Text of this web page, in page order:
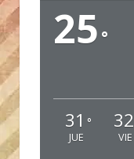
25 °
31 °
JUE
32
VIE